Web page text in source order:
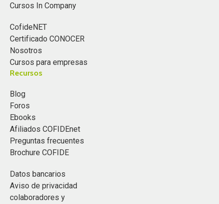
Cursos In Company
CofideNET
Certificado CONOCER
Nosotros
Cursos para empresas
Recursos
Blog
Foros
Ebooks
Afiliados COFIDEnet
Preguntas frecuentes
Brochure COFIDE
Datos bancarios
Aviso de privacidad
colaboradores y